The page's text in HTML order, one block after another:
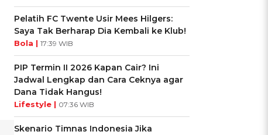
Pelatih FC Twente Usir Mees Hilgers:
Saya Tak Berharap Dia Kembali ke Klub!
Bola | 17:39 WIB
PIP Termin II 2026 Kapan Cair? Ini
Jadwal Lengkap dan Cara Ceknya agar
Dana Tidak Hangus!
Lifestyle | 07:36 WIB
Skenario Timnas Indonesia Jika